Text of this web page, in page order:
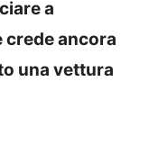
a
crede ancora
una vettura